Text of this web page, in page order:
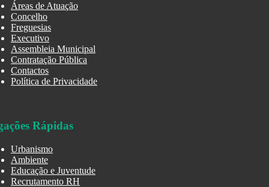
Áreas de Atuação
Concelho
Freguesias
Executivo
Assembleia Municipal
Contratação Pública
Contactos
Política de Privacidade
Rápidas
Urbanismo
Ambiente
Educação e Juventude
Recrutamento RH